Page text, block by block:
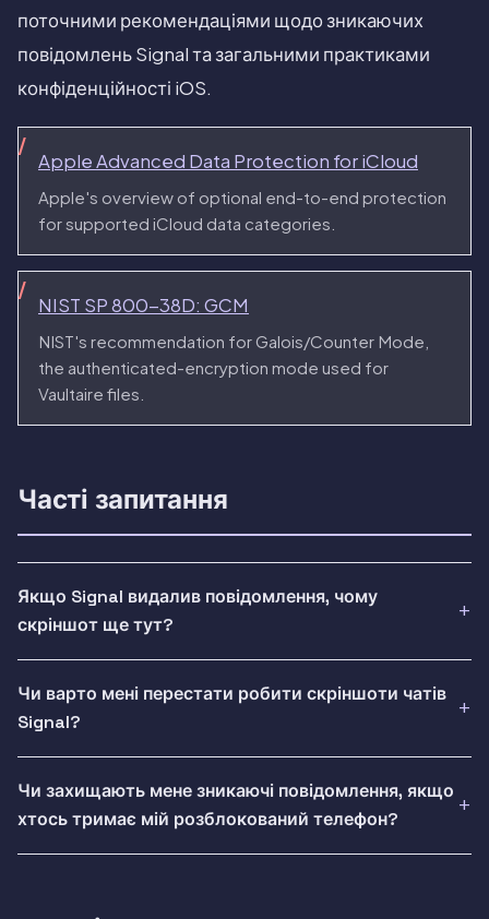
поточними рекомендаціями щодо зникаючих
повідомлень Signal та загальними практиками
конфіденційності iOS.
Apple Advanced Data Protection for iCloud
Apple's overview of optional end-to-end protection
for supported iCloud data categories.
NIST SP 800-38D: GCM
NIST's recommendation for Galois/Counter Mode,
the authenticated-encryption mode used for
Vaultaire files.
Часті запитання
Якщо Signal видалив повідомлення, чому
скріншот ще тут?
Чи варто мені перестати робити скріншоти чатів
Signal?
Чи захищають мене зникаючі повідомлення, якщо
хтось тримає мій розблокований телефон?